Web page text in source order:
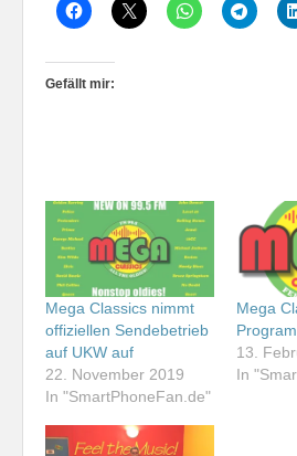
Gefällt mir:
Mega Classics nimmt
offiziellen Sendebetrieb
auf UKW auf
22. November 2019
In "SmartPhoneFan.de"
Mega
13.
In